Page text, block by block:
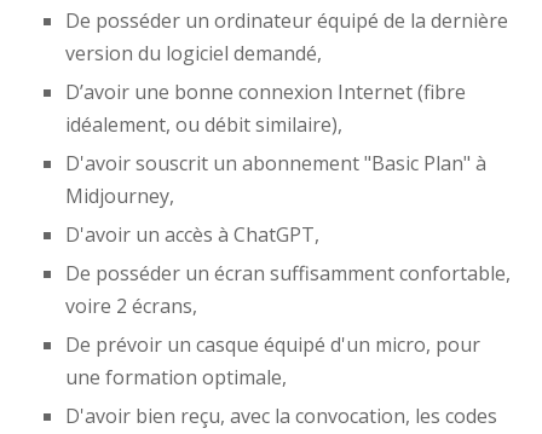
De posséder un ordinateur équipé de la dernière
version du logiciel demandé,
D’avoir une bonne connexion Internet (fibre
idéalement, ou débit similaire),
D'avoir souscrit un abonnement "Basic Plan" à
Midjourney,
D'avoir un accès à ChatGPT,
De posséder un écran suffisamment confortable,
voire 2 écrans,
De prévoir un casque équipé d'un micro, pour
une formation optimale,
D'avoir bien reçu, avec la convocation, les codes